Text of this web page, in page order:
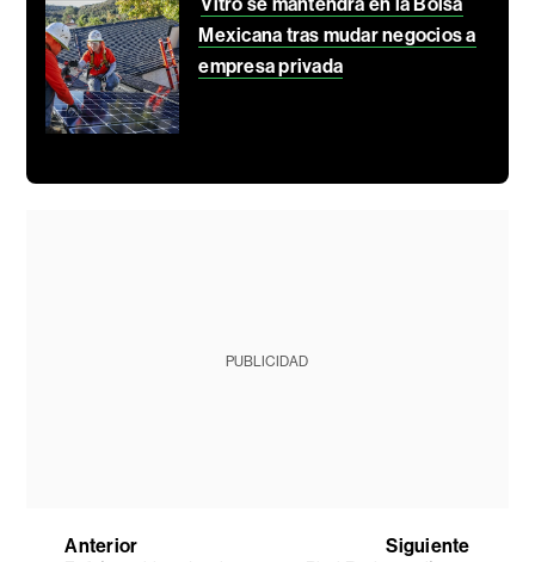
Mexicana tras mudar negocios a
empresa privada
PUBLICIDAD
Anterior Siguiente